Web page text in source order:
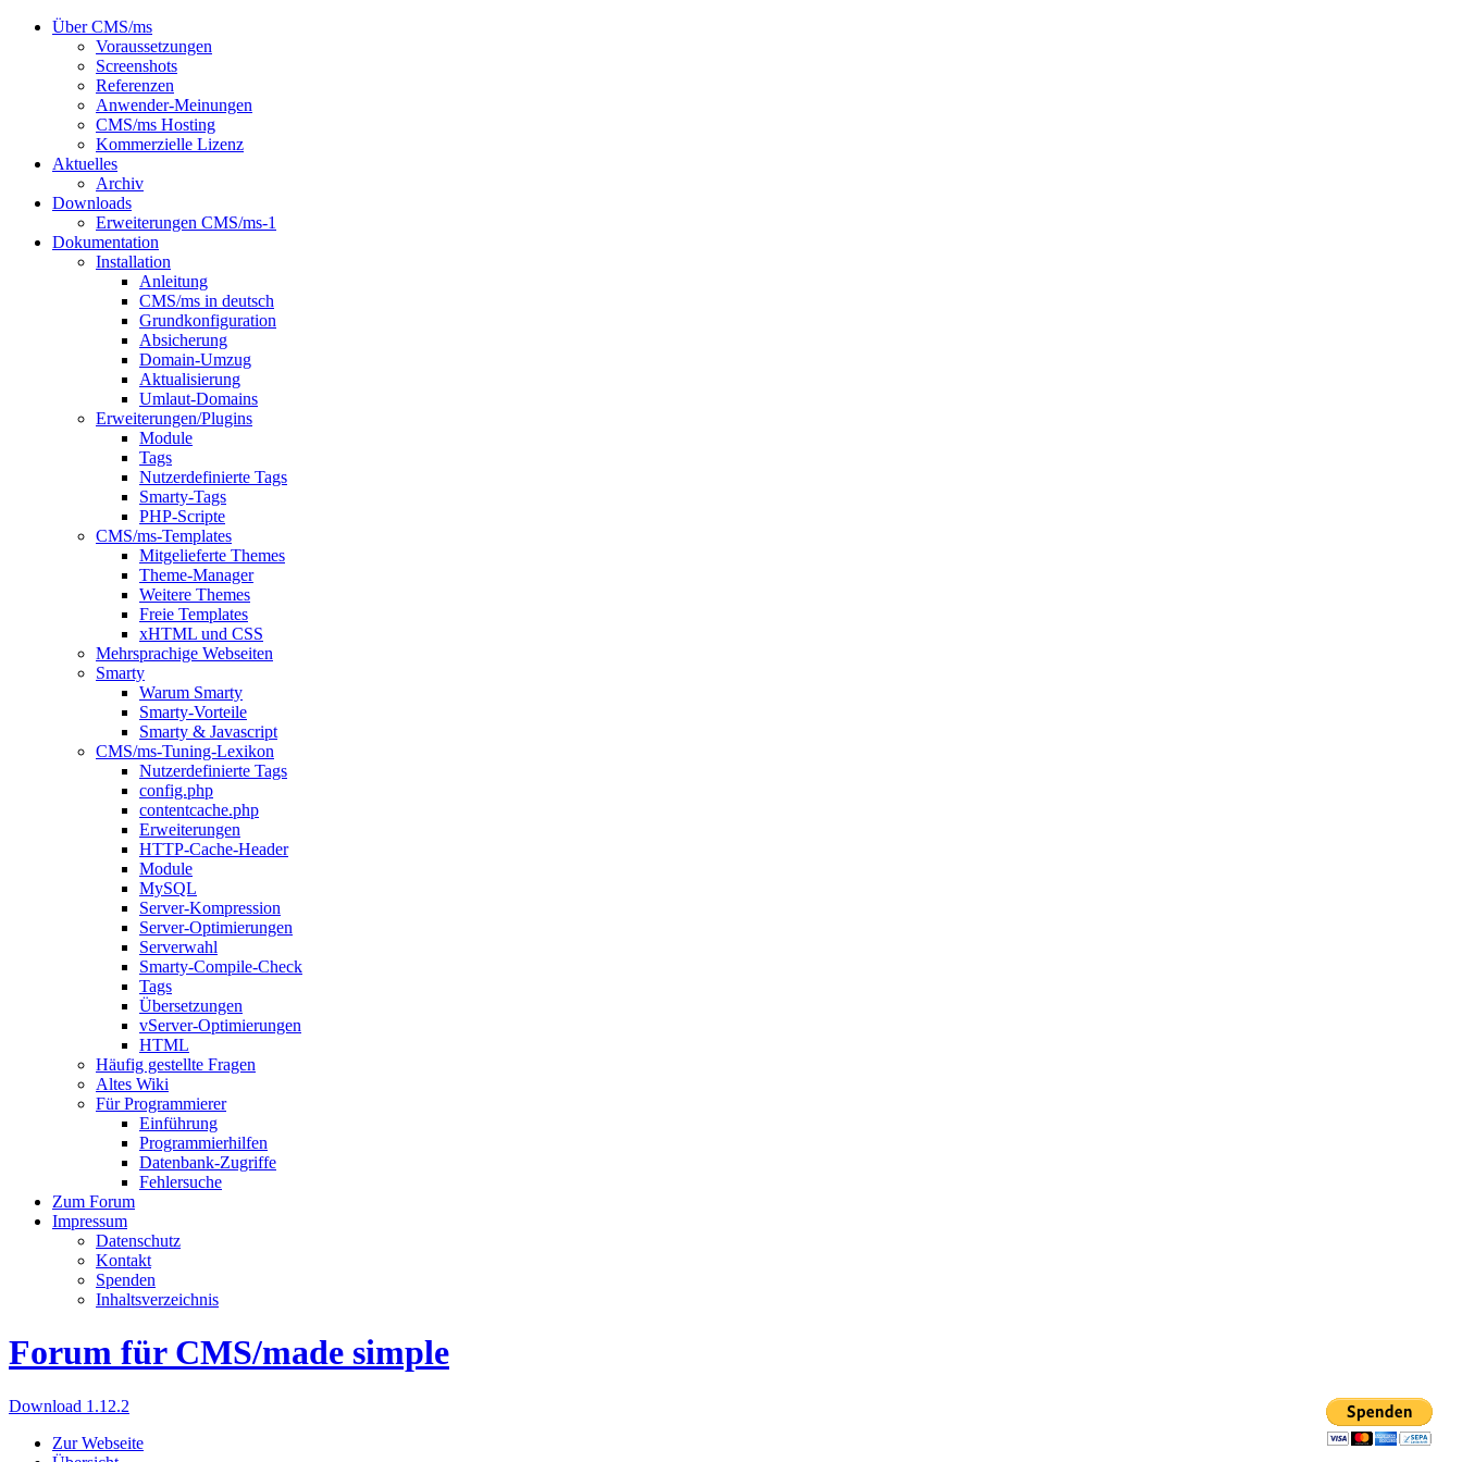
Über CMS/ms
Voraussetzungen
Screenshots
Referenzen
Anwender-Meinungen
CMS/ms Hosting
Kommerzielle Lizenz
Aktuelles
Archiv
Downloads
Erweiterungen CMS/ms-1
Dokumentation
Installation
Anleitung
CMS/ms in deutsch
Grundkonfiguration
Absicherung
Domain-Umzug
Aktualisierung
Umlaut-Domains
Erweiterungen/Plugins
Module
Tags
Nutzerdefinierte Tags
Smarty-Tags
PHP-Scripte
CMS/ms-Templates
Mitgelieferte Themes
Theme-Manager
Weitere Themes
Freie Templates
xHTML und CSS
Mehrsprachige Webseiten
Smarty
Warum Smarty
Smarty-Vorteile
Smarty & Javascript
CMS/ms-Tuning-Lexikon
Nutzerdefinierte Tags
config.php
contentcache.php
Erweiterungen
HTTP-Cache-Header
Module
MySQL
Server-Kompression
Server-Optimierungen
Serverwahl
Smarty-Compile-Check
Tags
Übersetzungen
vServer-Optimierungen
HTML
Häufig gestellte Fragen
Altes Wiki
Für Programmierer
Einführung
Programmierhilfen
Datenbank-Zugriffe
Fehlersuche
Zum Forum
Impressum
Datenschutz
Kontakt
Spenden
Inhaltsverzeichnis
Forum für CMS/made simple
Download 1.12.2
Zur Webseite